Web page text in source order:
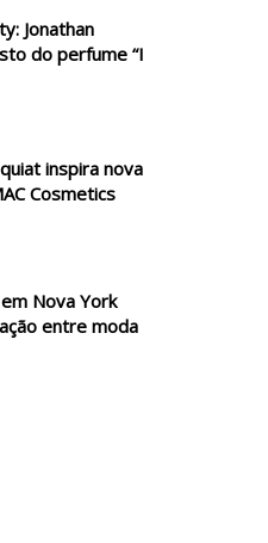
Jonathan
do perfume “I
inspira nova
Cosmetics
Nova York
entre moda